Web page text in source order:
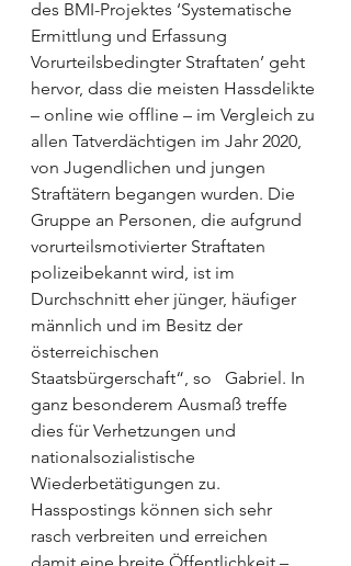
des BMI-Projektes ‘Systematische
Ermittlung und Erfassung
Vorurteilsbedingter Straftaten’ geht
hervor, dass die meisten Hassdelikte
– online wie offline – im Vergleich zu
allen Tatverdächtigen im Jahr 2020,
von Jugendlichen und jungen
Straftätern begangen wurden. Die
Gruppe an Personen, die aufgrund
vorurteilsmotivierter Straftaten
polizeibekannt wird, ist im
Durchschnitt eher jünger, häufiger
männlich und im Besitz der
österreichischen
Staatsbürgerschaft“, so   Gabriel. In
ganz besonderem Ausmaß treffe
dies für Verhetzungen und
nationalsozialistische
Wiederbetätigungen zu.
Hasspostings können sich sehr
rasch verbreiten und erreichen